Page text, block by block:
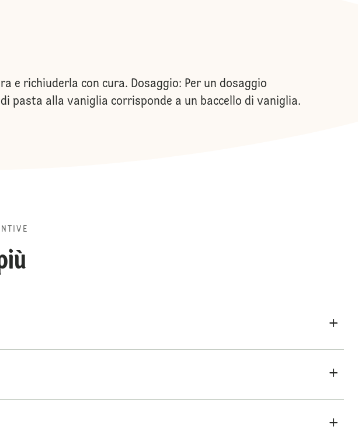
e richiuderla con cura. Dosaggio: Per un dosaggio
pasta alla vaniglia corrisponde a un baccello di vaniglia.